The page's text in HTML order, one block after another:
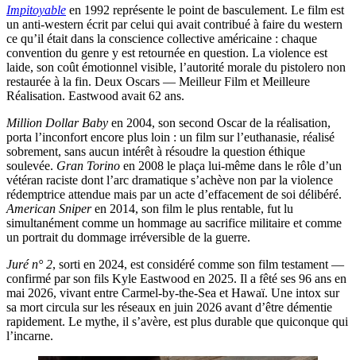
Impitoyable en 1992 représente le point de basculement. Le film est
un anti-western écrit par celui qui avait contribué à faire du western
ce qu’il était dans la conscience collective américaine : chaque
convention du genre y est retournée en question. La violence est
laide, son coût émotionnel visible, l’autorité morale du pistolero non
restaurée à la fin. Deux Oscars — Meilleur Film et Meilleure
Réalisation. Eastwood avait 62 ans.
Million Dollar Baby en 2004, son second Oscar de la réalisation,
porta l’inconfort encore plus loin : un film sur l’euthanasie, réalisé
sobrement, sans aucun intérêt à résoudre la question éthique
soulevée. Gran Torino en 2008 le plaça lui-même dans le rôle d’un
vétéran raciste dont l’arc dramatique s’achève non par la violence
rédemptrice attendue mais par un acte d’effacement de soi délibéré.
American Sniperen 2014, son film le plus rentable, fut lu
simultanément comme un hommage au sacrifice militaire et comme
un portrait du dommage irréversible de la guerre.
Juré n° 2, sorti en 2024, est considéré comme son film testament —
confirmé par son fils Kyle Eastwood en 2025. Il a fêté ses 96 ans en
mai 2026, vivant entre Carmel-by-the-Sea et Hawaï. Une intox sur
sa mort circula sur les réseaux en juin 2026 avant d’être démentie
rapidement. Le mythe, il s’avère, est plus durable que quiconque qui
l’incarne.